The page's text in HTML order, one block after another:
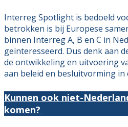
Interreg Spotlight is bedoeld
betrokken is bij Europese
binnen Interreg A, B en C in
geïnteresseerd. Dus denk aan
de ontwikkeling en uitvoering
aan beleid en besluitvorming in
Kunnen ook niet-
komen?